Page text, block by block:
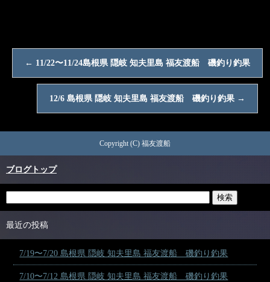
← 11/22〜11/24島根県 隠岐 知夫里島 福友渡船 磯釣り釣果
12/6 島根県 隠岐 知夫里島 福友渡船 磯釣り釣果 →
Copyright (C) 福友渡船
ブログトップ
最近の投稿
7/19〜7/20 島根県 隠岐 知夫里島 福友渡船 磯釣り釣果
7/10〜7/12 島根県 隠岐 知夫里島 福友渡船 磯釣り釣果